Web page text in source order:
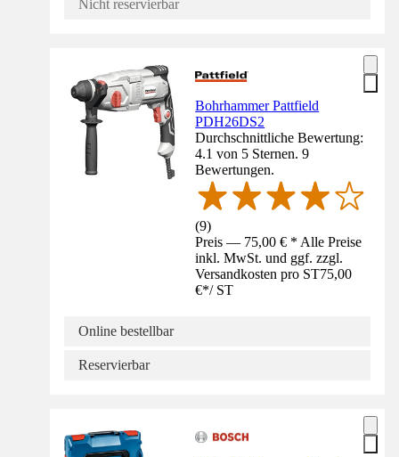
Nicht reservierbar
Bohrhammer Pattfield
PDH26DS2
Durchschnittliche Bewertung:
4.1 von 5 Sternen. 9
Bewertungen.
(9)
Preis — 75,00 € * Alle Preise
inkl. MwSt. und ggf. zzgl.
Versandkosten pro ST75,00
€*/ ST
Online bestellbar
Reservierbar